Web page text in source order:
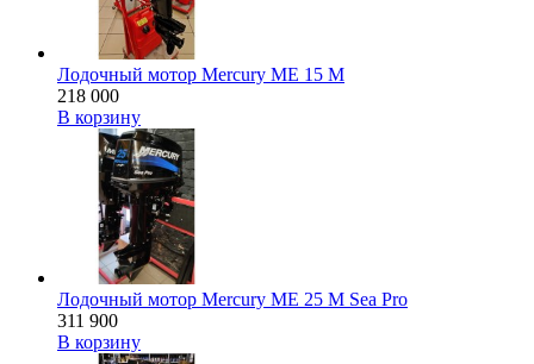
Лодочный мотор Mercury ME 15 M
218 000
В корзину
Лодочный мотор Mercury ME 25 M Sea Pro
311 900
В корзину